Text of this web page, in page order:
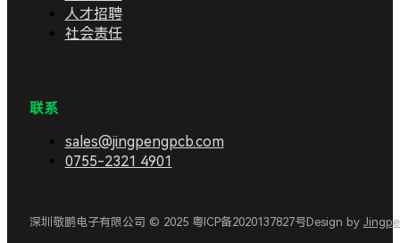
人才招聘
社会责任
联系
sales@jingpengpcb.com
0755-2321 4901
深圳敬鹏电子有限公司 © 2025 粤ICP备2020137827号Design by